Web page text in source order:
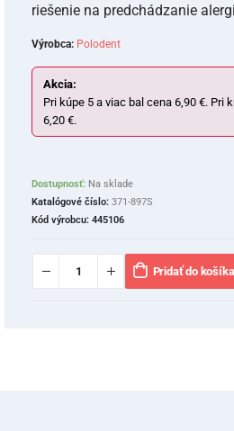
riešenie na predchádzanie
Výrobca: Polodent
Akcia:
Pri kúpe 5 a viac bal cena 6,90 €. Pri
6,20 €.
Dostupnosť: Na sklade
Katalógové číslo: 371-897S
Kód výrobcu: 445106
Pridať do košíka